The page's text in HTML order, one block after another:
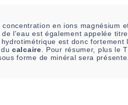
concentration en ions magnésium
l'eau est également appelée titre
est donc fortement
calcaire. Pour résumer, plus le
forme de minéral sera présente.